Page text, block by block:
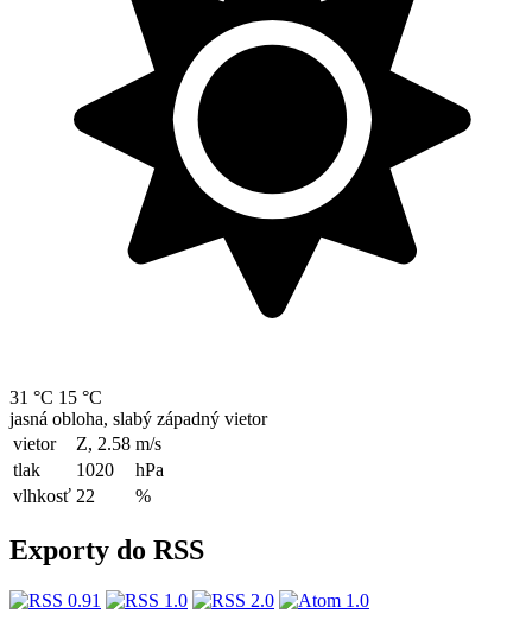
31 °C 15 °C
jasná obloha, slabý západný vietor
vietor
Z, 2.58 m/s
tlak
1020
hPa
vlhkosť 22 %
Exporty do RSS